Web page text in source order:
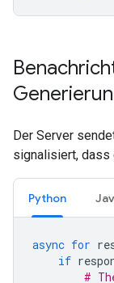
Der Server
signalisiert, dass
Python
async for
if
#